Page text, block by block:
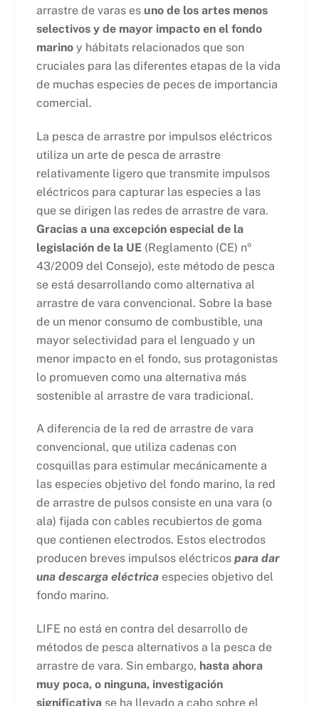
arrastre de varas es uno de los artes menos
selectivos y de mayor impacto en el fondo
marinoy hábitats relacionados que son
cruciales para las diferentes etapas de la vida
de muchas especies de peces de importancia
comercial.
La pesca de arrastre por impulsos eléctricos
utiliza un arte de pesca de arrastre
relativamente ligero que transmite impulsos
eléctricos para capturar las especies a las
que se dirigen las redes de arrastre de vara.
Gracias a una excepción especial de la
legislación de la UE(Reglamento (CE) nº
43/2009 del Consejo), este método de pesca
se está desarrollando como alternativa al
arrastre de vara convencional. Sobre la base
de un menor consumo de combustible, una
mayor selectividad para el lenguado y un
menor impacto en el fondo, sus protagonistas
lo promueven como una alternativa más
sostenible al arrastre de vara tradicional.
A diferencia de la red de arrastre de vara
convencional, que utiliza cadenas con
cosquillas para estimular mecánicamente a
las especies objetivo del fondo marino, la red
de arrastre de pulsos consiste en una vara (o
ala) fijada con cables recubiertos de goma
que contienen electrodos. Estos electrodos
producen breves impulsos eléctricos para dar
una descarga eléctricaespecies objetivo del
fondo marino.
LIFE no está en contra del desarrollo de
métodos de pesca alternativos a la pesca de
arrastre de vara. Sin embargo, hasta ahora
muy poca, o ninguna, investigación
significativase ha llevado a cabo sobre el